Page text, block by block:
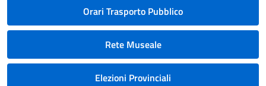
Orari Trasporto Pubblico
Rete Museale
Elezioni Provinciali